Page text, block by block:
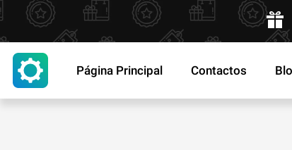
Página Principal Contactos